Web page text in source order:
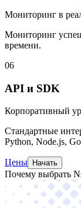
Мониторинг в
Мониторинг
времени.
06
API и SDK
Корпоративный
Стандартные
Python, Node.js,
Цены Начать
Почему выбрать